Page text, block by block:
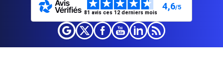
81 avis ces 12 derniers mois
4,6/5